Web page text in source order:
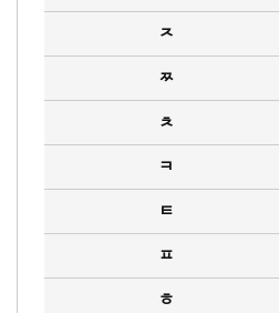
ㅈ
ㅉ
ㅊ
ㅋ
ㅌ
ㅍ
ㅎ